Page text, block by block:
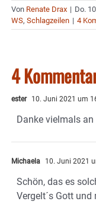
Von Renate Drax | Do.
WS, Schlagzeilen | 4
4
ester 10. Juni 2021 um
Danke vielmals
Michaela 10. Juni 2021
Schön, das es
Vergelt´s Gott